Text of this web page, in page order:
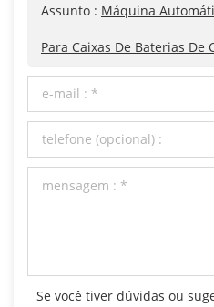
Assunto : Máquina
Para Caixas De Baterias De
Se você tiver dúvidas ou